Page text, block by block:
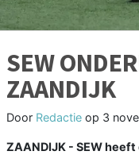
SEW
ZAANDIJK
Door Redactie op 3
ZAANDIJK - SEW